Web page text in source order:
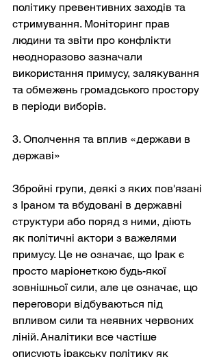
політику превентивних заходів та
стримування. Моніторинг прав
людини та звіти про конфлікти
неодноразово зазначали
використання примусу, залякування
та обмежень громадського простору
в періоди виборів.
3. Ополчення та вплив «держави в
державі»
Збройні групи, деякі з яких пов'язані
з Іраном та вбудовані в державні
структури або поряд з ними, діють
як політичні актори з важелями
примусу. Це не означає, що Ірак є
просто маріонеткою будь-якої
зовнішньої сили, але це означає, що
переговори відбуваються під
впливом сили та неявних червоних
ліній. Аналітики все частіше
описують іракську політику як